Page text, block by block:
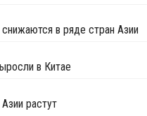
в ряде стран Азии
в Китае
растут